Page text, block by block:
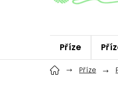
Příze
HáčkyPříze